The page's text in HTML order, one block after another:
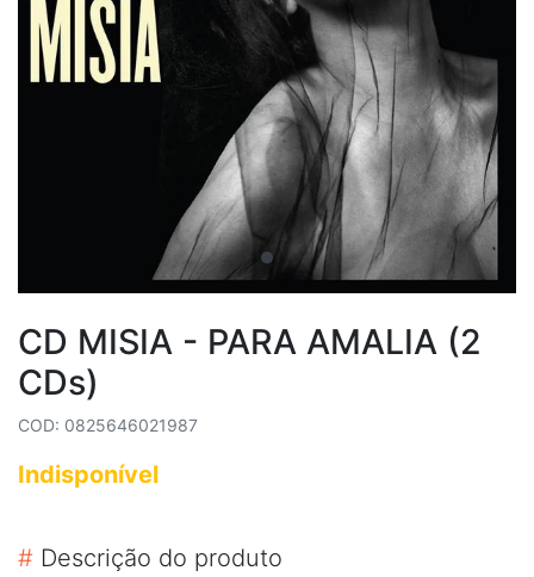
CD MISIA - PARA AMALIA (2
CDs)
COD: 0825646021987
Indisponível
# Descrição do produto